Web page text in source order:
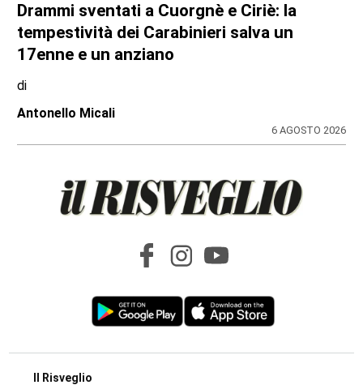
Drammi sventati a Cuorgnè e Ciriè: la
tempestività dei Carabinieri salva un
17enne e un anziano
di
Antonello Micali
6 AGOSTO 2026
Il Risveglio